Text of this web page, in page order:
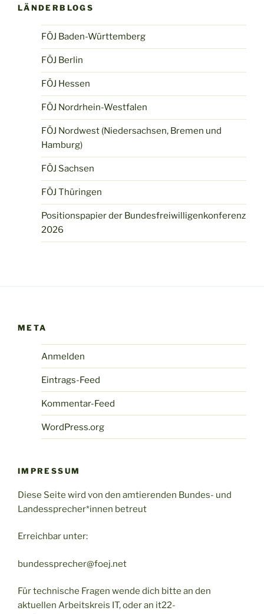
LÄNDERBLOGS
FÖJ Baden-Württemberg
FÖJ Berlin
FÖJ Hessen
FÖJ Nordrhein-Westfalen
FÖJ Nordwest (Niedersachsen, Bremen und
Hamburg)
FÖJ Sachsen
FÖJ Thüringen
Positionspapier der Bundesfreiwilligenkonferenz
2026
META
Anmelden
Eintrags-Feed
Kommentar-Feed
WordPress.org
IMPRESSUM
Diese Seite wird von den amtierenden Bundes- und
Landessprecher*innen betreut
Erreichbar unter:
bundessprecher@foej.net
Für technische Fragen wende dich bitte an den
aktuellen Arbeitskreis IT, oder an it22-